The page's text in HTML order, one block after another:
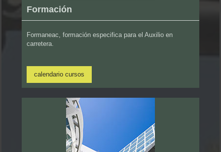
Formación
Formaneac, formación especifica para el Auxilio en
carretera.
calendario cursos